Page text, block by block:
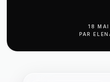
18
PAR